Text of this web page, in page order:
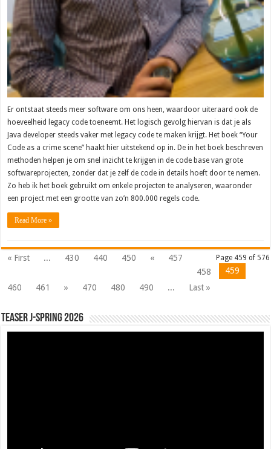
Er ontstaat steeds meer software om ons heen, waardoor uiteraard ook de
hoeveelheid legacy code toeneemt. Het logisch gevolg hiervan is dat je als
Java developer steeds vaker met legacy code te maken krijgt. Het boek “Your
Code as a crime scene” haakt hier uitstekend op in. De in het boek beschreven
methoden helpen je om snel inzicht te krijgen in de code base van grote
softwareprojecten, zonder dat je zelf de code in details hoeft door te nemen.
Zo heb ik het boek gebruikt om enkele projecten te analyseren, waaronder
een project met een grootte van zo’n 800.000 regels code.
Read More »
Page 459 of 576
« First ... 430 440 450 «
457
458
459
460
461 » 470 480 490 ... Last »
Teaser J-Spring 2026